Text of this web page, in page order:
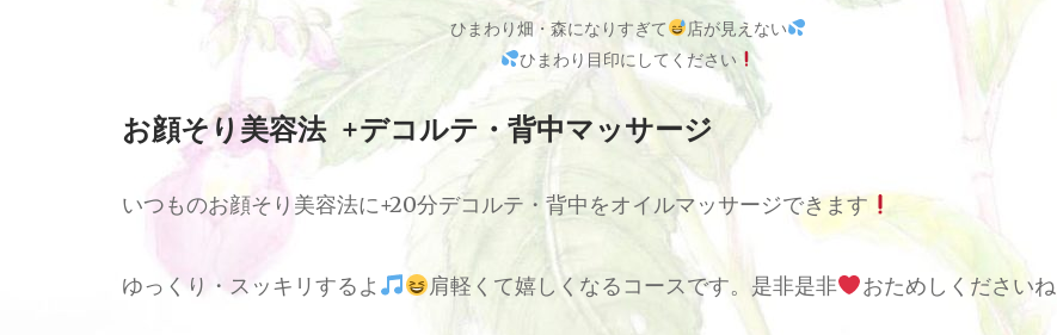
ひまわり畑・森になりすぎて
店が見えない
ひまわり目印にしてください
お顔そり美容法 +デコルテ・背中マッサージ
いつものお顔そり美容法に+20分デコルテ・背中をオイルマッサージできます
ゆっくり・スッキリするよ 肩軽くて嬉しくなるコースです。是非是非 おためしくださいね